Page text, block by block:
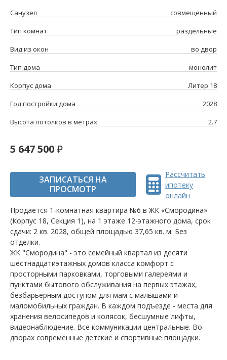
Санузел
совмещенный
Тип комнат
раздельные
Вид из окон
во двор
Тип дома
монолит
Корпус дома
Литер 18
Год постройки дома
2028
Высота потолков в метрах
2.7
5 647 500
ЗАПИСАТЬСЯ НА
ПРОСМОТР
Рассчитать
ипотеку
онлайн
Продаётся 1-комнатная квартира №6 в ЖК «Смородина»
(Корпус 18, Секция 1), на 1 этаже 12-этажного дома, срок
сдачи: 2 кв. 2028, общей площадью 37,65 кв. м. Без
отделки.
ЖК "Смородина" - это семейный квартал из десяти
шестнадцатиэтажных домов класса комфорт с
просторными парковками, торговыми галереями и
пунктами бытового обслуживания на первых этажах,
безбарьерным доступом для мам с малышами и
маломобильных граждан. В каждом подъезде - места для
хранения велосипедов и колясок, бесшумные лифты,
видеонаблюдение. Все коммуникации центральные. Во
дворах современные детские и спортивные площадки.